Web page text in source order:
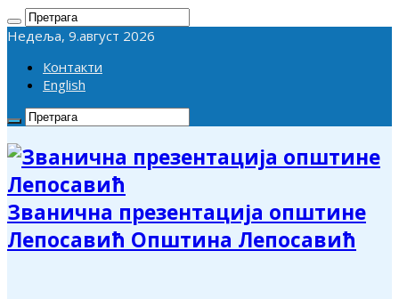
Недеља, 9.август 2026
Контакти
English
Званична презентација општине
Лепосавић Општина Лепосавић